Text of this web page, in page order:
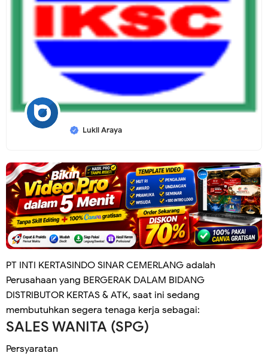
Lukil Araya
PT INTI KERTASINDO SINAR CEMERLANG adalah
Perusahaan yang BERGERAK DALAM BIDANG
DISTRIBUTOR KERTAS & ATK, saat ini sedang
membutuhkan segera tenaga kerja sebagai:
SALES WANITA (SPG)
Persyaratan